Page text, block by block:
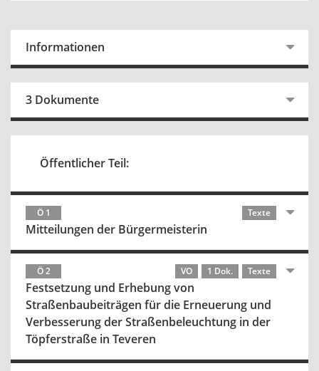
Informationen
3 Dokumente
Öffentlicher Teil:
Ö 1 Texte
Mitteilungen der Bürgermeisterin
Ö 2 VO 1 Dok. Texte
Festsetzung und Erhebung von
Straßenbaubeiträgen für die Erneuerung und
Verbesserung der Straßenbeleuchtung in der
Töpferstraße in Teveren